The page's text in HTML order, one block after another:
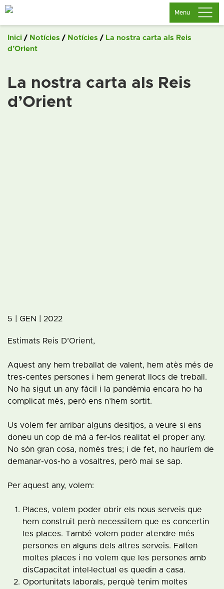
Saltar
Menu
Inici / Notícies / Notícies / La nostra carta als Reis
d’Orient
La nostra carta als Reis
d’Orient
5 | GEN | 2022
Estimats Reis D’Orient,
Aquest any hem treballat de valent, hem atès més de
tres-centes persones i hem generat llocs de treball.
No ha sigut un any fàcil i la pandèmia encara ho ha
complicat més, però ens n’hem sortit.
Us volem fer arribar alguns desitjos, a veure si ens
doneu un cop de mà a fer-los realitat el proper any.
No són gran cosa, només tres; i de fet, no hauríem de
demanar-vos-ho a vosaltres, però mai se sap.
Per aquest any, volem:
Places, volem poder obrir els nous serveis que
hem construit però necessitem que es concertin
les places. També volem poder atendre més
persones en alguns dels altres serveis. Falten
moltes places i no volem que les persones amb
disCapacitat intel·lectual es quedin a casa.
Oportunitats laborals, perquè tenim moltes